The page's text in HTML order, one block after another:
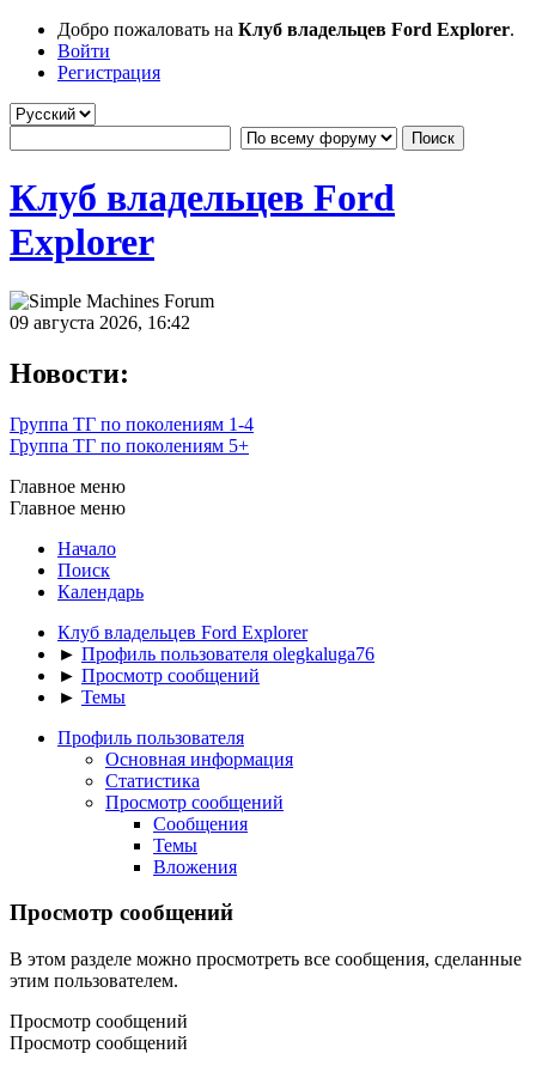
Добро пожаловать на Клуб владельцев Ford Explorer.
Войти
Регистрация
Клуб владельцев Ford
Explorer
09 августа 2026, 16:42
Новости:
Группа ТГ по поколениям 1-4
Группа ТГ по поколениям 5+
Главное меню
Главное меню
Начало
Поиск
Календарь
Клуб владельцев Ford Explorer
► Профиль пользователя olegkaluga76
► Просмотр сообщений
► Темы
Профиль пользователя
Основная информация
Статистика
Просмотр сообщений
Сообщения
Темы
Вложения
Просмотр сообщений
В этом разделе можно просмотреть все сообщения, сделанные
этим пользователем.
Просмотр сообщений
Просмотр сообщений